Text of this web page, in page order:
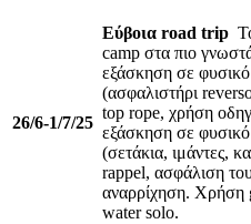
26/6-1/7/25
Εύβοια road trip
camp στα πιο
εξάσκηση σε
(ασφαλιστήρι
top rope, χρήση
εξάσκηση σε
(σετάκια, ιμάντες,
rappel, ασφάλιση
αναρρίχηση. Χρήση
water solo.